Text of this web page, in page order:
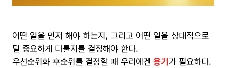
어떤 일을 먼저 해야 하는지, 그리고 어떤 일을 상대적으로
덜 중요하게 다룰지를 결정해야 한다.
우선순위화 후순위를 결정할 때 우리에겐 용기가 필요하다.